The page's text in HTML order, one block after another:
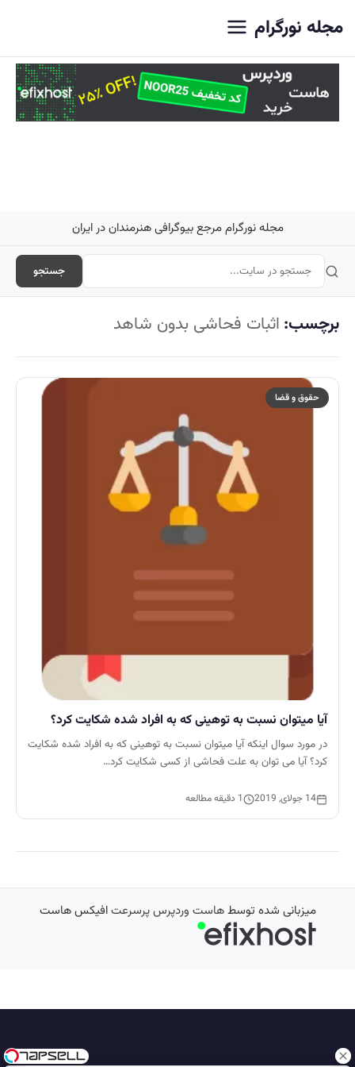
مجله نورگرام
مجله نورگرام مرجع بیوگرافی هنرمندان در ایران
جستجو
برچسب: اثبات فحاشی بدون شاهد
حقوق و قضا
آیا میتوان نسبت به توهینی که به افراد شده شکایت کرد؟
در مورد سوال اینکه آیا میتوان نسبت به توهینی که به افراد شده شکایت
کرد؟ آیا می توان به علت فحاشی از کسی شکایت کرد…
14 جولای, 2019 1 دقیقه مطالعه
میزبانی شده توسطهاست وردپرس پرسرعتافیکس هاست